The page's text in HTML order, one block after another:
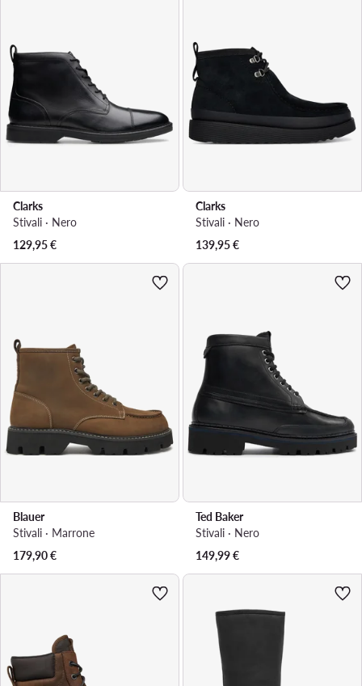
Clarks
Stivali · Nero
129,95€
Clarks
Stivali · Nero
139,95€
Blauer
Stivali · Marrone
179,90€
Ted Baker
Stivali · Nero
149,99€